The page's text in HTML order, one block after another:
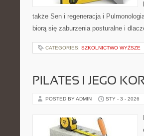
także Sen i regeneracja i
biorą się zaburzenia posturalne i
CATEGORIES: SZKOLNICTWO WYŻSZE
PILATES I JEGO
POSTED BY ADMIN STY - 3 - 2026